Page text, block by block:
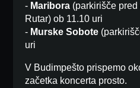
- Maribora (parkirišče
Rutar) ob 11.10 uri
- Murske Sobote
uri
V Budimpešto prispemo
začetka koncerta prosto.